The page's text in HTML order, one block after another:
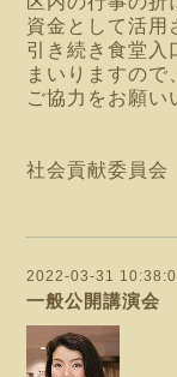
資金として活用
引き続き食堂入
まいりますので
ご協力をお願い
社会貢献委員会
2022-03-31
一般公開講演